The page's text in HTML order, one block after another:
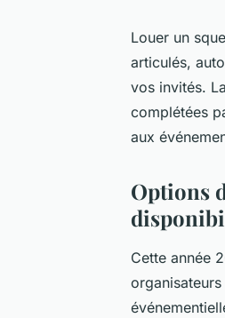
Louer un
articulés,
vos invités.
complétées
aux
Options
Cette année